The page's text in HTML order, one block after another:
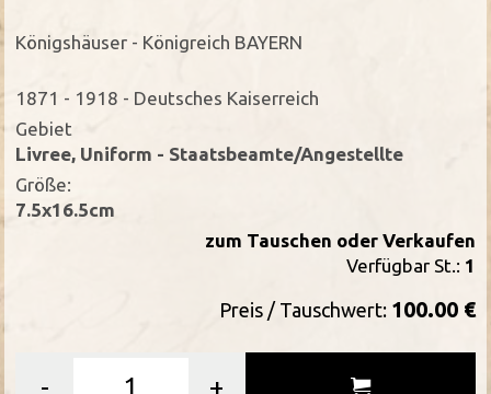
Königshäuser - Königreich BAYERN
1871 - 1918 - Deutsches Kaiserreich
Gebiet
Livree, Uniform - Staatsbeamte/Angestellte
Größe:
7.5x16.5cm
zum Tauschen oder Verkaufen
Verfügbar St.: 1
Preis / Tauschwert: 100.00 €
- +